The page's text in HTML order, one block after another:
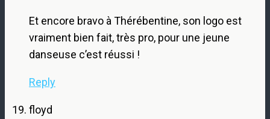
Et encore bravo à Thérébentine, son logo est
vraiment bien fait, très pro, pour une jeune
danseuse c’est réussi !
Reply
floyd